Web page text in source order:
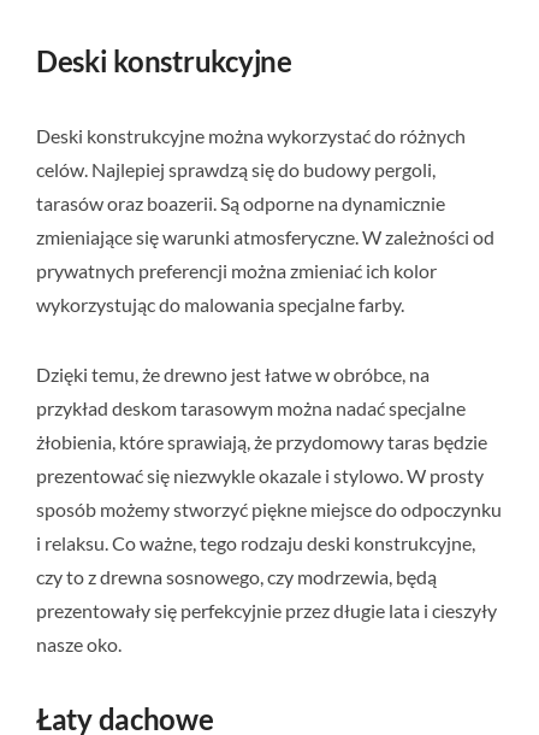
Deski konstrukcyjne
Deski konstrukcyjne można wykorzystać do różnych
celów. Najlepiej sprawdzą się do budowy pergoli,
tarasów oraz boazerii. Są odporne na dynamicznie
zmieniające się warunki atmosferyczne. W zależności od
prywatnych preferencji można zmieniać ich kolor
wykorzystując do malowania specjalne farby.
Dzięki temu, że drewno jest łatwe w obróbce, na
przykład deskom tarasowym można nadać specjalne
żłobienia, które sprawiają, że przydomowy taras będzie
prezentować się niezwykle okazale i stylowo. W prosty
sposób możemy stworzyć piękne miejsce do odpoczynku
i relaksu. Co ważne, tego rodzaju deski konstrukcyjne,
czy to z drewna sosnowego, czy modrzewia, będą
prezentowały się perfekcyjnie przez długie lata i cieszyły
nasze oko.
Łaty dachowe